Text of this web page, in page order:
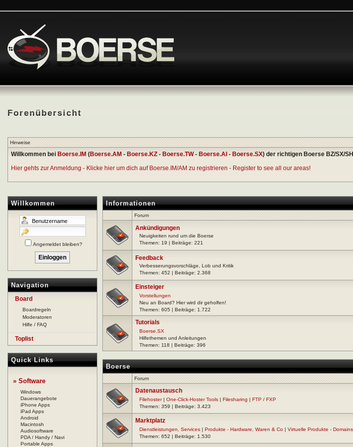
Forenübersicht
Hinweise
Willkommen bei Boerse.IM (Boerse.AM - Boerse.KZ - Boerse.TW- Boerse.AI - Boerse.SX) der richtigen Boerse BZ/SX/
Hier gehts zur Anmeldung - Klicke hier um dich auf Boerse.IM/AM zu registrieren - Register to see all our areas!
Willkommen
Angemeldet bleiben?
Navigation
Board
Boardregeln
Moderatoren
Hilfe / FAQ
Toplist
Quick Links
» Software
Windows
Dauerangebote
iPhone Apps
iPad Apps
Android
Macintosh
Audiosoftware
PDA / Handy / Navi
Portable Apps
Informationen
Forum
Ankündigungen
Neuigkeiten rund um die Boerse
Themen: 19 | Beiträge: 221
Feedback
Verbesserungsvorschläge, Lob und Kritik
Themen: 452 | Beiträge: 2.368
Einsteiger
Vorstellungen
Neu an Board? Hier wird dir geholfen!
Themen: 605 | Beiträge: 1.722
Tutorials
Boerse.SX
Hilfethemen und Anleitungen
Themen: 118 | Beiträge: 396
Boerse
Forum
Datenaustausch
Filehoster| One-Click-Hoster Tools Filesharing
FTP / FXP
Themen: 359 | Beiträge: 3.423
Marktplatz
Dienstleistungen, Services Produkte - Hardware, Waren & Co Virtuelle Produkte -
Themen: 652 | Beiträge: 1.530